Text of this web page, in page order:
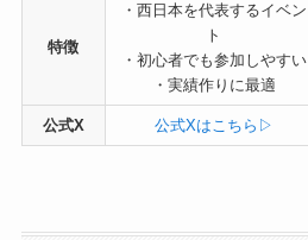
特徴
・西日本を代表するイベン
ト
・初心者でも参加しやすい
・実績作りに最適
公式X 公式Xはこちら▷